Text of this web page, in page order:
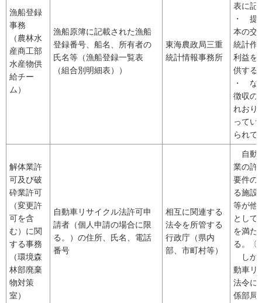
漁船登録
事務
（農林水
産商工部
水産物供
給チー
ム）
漁船原簿に記載された漁船
登録番号、船名、所有者の
氏名等（漁船登録一覧表
（組合別明細表））
東海農政局三重
統計情報事務所
表に記
・ 提
本の交
統計作
利益を
供する
・ な
徴収の
れおり
ってい
られて
解体業許
可及び破
砕業許可
（変更許
可を含
む）に関
する事務
（環境森
林部廃棄
物対策
室）
自動車リサイクル法許可申
請者（個人申請の場合に限
る。）の住所、氏名、電話
番号
相互に関連する
法令を所管する
行政庁（県内
部、市町村等）
自動
業の許
要件の
る施設
等が他
として
を満た
る。〔
しか
動車リ
法令に
係部局